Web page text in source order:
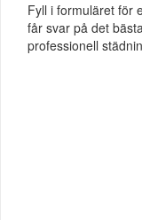
Fyll i formuläret för
får svar på det
professionell